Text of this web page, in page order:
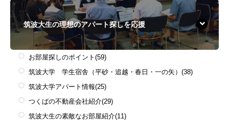
筑波大生の理想のアパート探しを応援
お部屋探しのポイント (59)
筑波大学 学生宿舎（平砂・追越・春日・一の矢） (38)
筑波大学アパート情報(25)
つくばの不動産会社紹介(29)
筑波大生の素敵なお部屋紹介(11)